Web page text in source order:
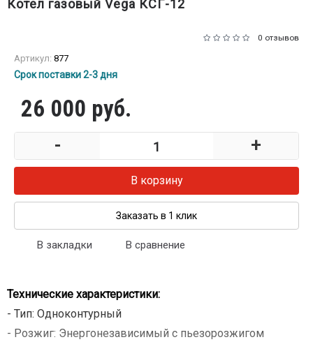
Котел газовый Vega КСГ-12
0 отзывов
Артикул: 877
Срок поставки 2-3 дня
26 000 руб.
- +
В корзину
Заказать в 1 клик
В закладки В сравнение
Технические характеристики:
- Тип: Одноконтурный
- Розжиг: Энергонезависимый с пьезорозжигом